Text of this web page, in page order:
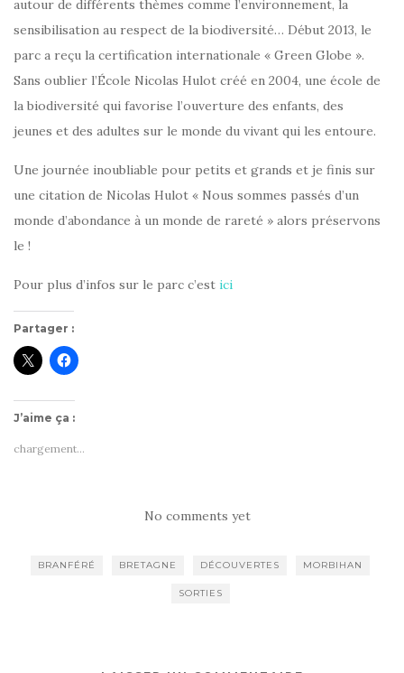
autour de différents thèmes comme l’environnement, la
sensibilisation au respect de la biodiversité… Début 2013, le
parc a reçu la certification internationale « Green Globe ».
Sans oublier l’École Nicolas Hulot créé en 2004, une école de
la biodiversité qui favorise l’ouverture des enfants, des
jeunes et des adultes sur le monde du vivant qui les entoure.
Une journée inoubliable pour petits et grands et je finis sur
une citation de Nicolas Hulot « Nous sommes passés d’un
monde d’abondance à un monde de rareté » alors préservons
le !
Pour plus d’infos sur le parc c’est ici
Partager :
J’aime ça :
chargement…
No comments yet
BRANFÉRÉ BRETAGNE DÉCOUVERTES MORBIHAN
SORTIES